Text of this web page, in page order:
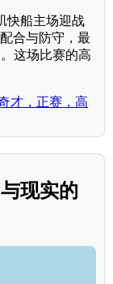
快船主场迎战
合与防守，最
这场比赛的高
才，正赛，高
现实的